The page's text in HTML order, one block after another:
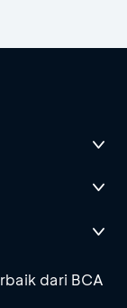
dari BCA